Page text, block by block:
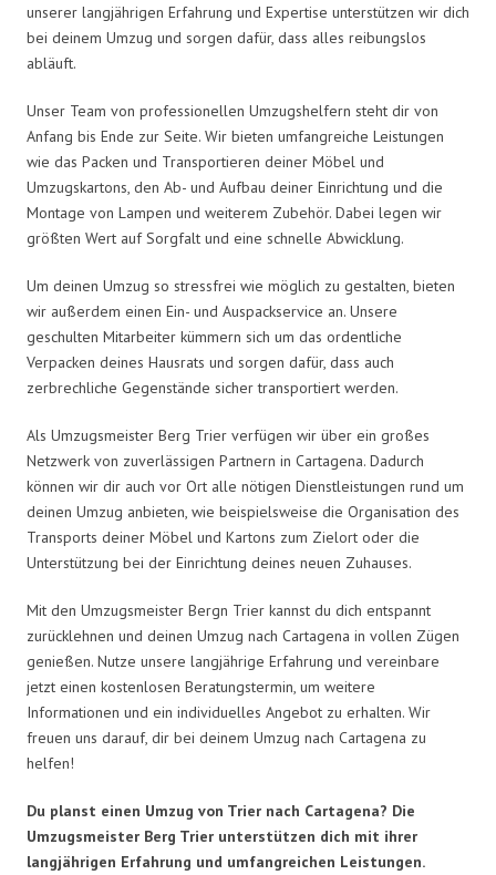
unserer langjährigen Erfahrung und Expertise unterstützen wir dich
bei deinem Umzug und sorgen dafür, dass alles reibungslos
abläuft.
Unser Team von professionellen Umzugshelfern steht dir von
Anfang bis Ende zur Seite. Wir bieten umfangreiche Leistungen
wie das Packen und Transportieren deiner Möbel und
Umzugskartons, den Ab- und Aufbau deiner Einrichtung und die
Montage von Lampen und weiterem Zubehör. Dabei legen wir
größten Wert auf Sorgfalt und eine schnelle Abwicklung.
Um deinen Umzug so stressfrei wie möglich zu gestalten, bieten
wir außerdem einen Ein- und Auspackservice an. Unsere
geschulten Mitarbeiter kümmern sich um das ordentliche
Verpacken deines Hausrats und sorgen dafür, dass auch
zerbrechliche Gegenstände sicher transportiert werden.
Als Umzugsmeister Berg Trier verfügen wir über ein großes
Netzwerk von zuverlässigen Partnern in Cartagena. Dadurch
können wir dir auch vor Ort alle nötigen Dienstleistungen rund um
deinen Umzug anbieten, wie beispielsweise die Organisation des
Transports deiner Möbel und Kartons zum Zielort oder die
Unterstützung bei der Einrichtung deines neuen Zuhauses.
Mit den Umzugsmeister Bergn Trier kannst du dich entspannt
zurücklehnen und deinen Umzug nach Cartagena in vollen Zügen
genießen. Nutze unsere langjährige Erfahrung und vereinbare
jetzt einen kostenlosen Beratungstermin, um weitere
Informationen und ein individuelles Angebot zu erhalten. Wir
freuen uns darauf, dir bei deinem Umzug nach Cartagena zu
helfen!
Du planst einen Umzug von Trier nach Cartagena? Die
Umzugsmeister Berg Trier unterstützen dich mit ihrer
langjährigen Erfahrung und umfangreichen Leistungen.